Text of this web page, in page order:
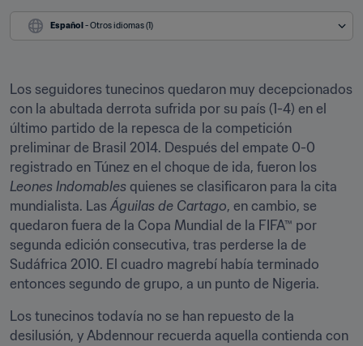
Español - Otros idiomas (1)
Los seguidores tunecinos quedaron muy decepcionados
con la abultada derrota sufrida por su país (1-4) en el
último partido de la repesca de la competición
preliminar de Brasil 2014. Después del empate 0-0
Leones Indomables quienes se clasificaron para la cita
mundialista. Las Águilas de Cartago, en cambio, se
quedaron fuera de la Copa Mundial de la FIFA™ por
segunda edición consecutiva, tras perderse la de
Sudáfrica 2010. El cuadro magrebí había terminado
entonces segundo de grupo, a un punto de Nigeria.
Los tunecinos todavía no se han repuesto de la